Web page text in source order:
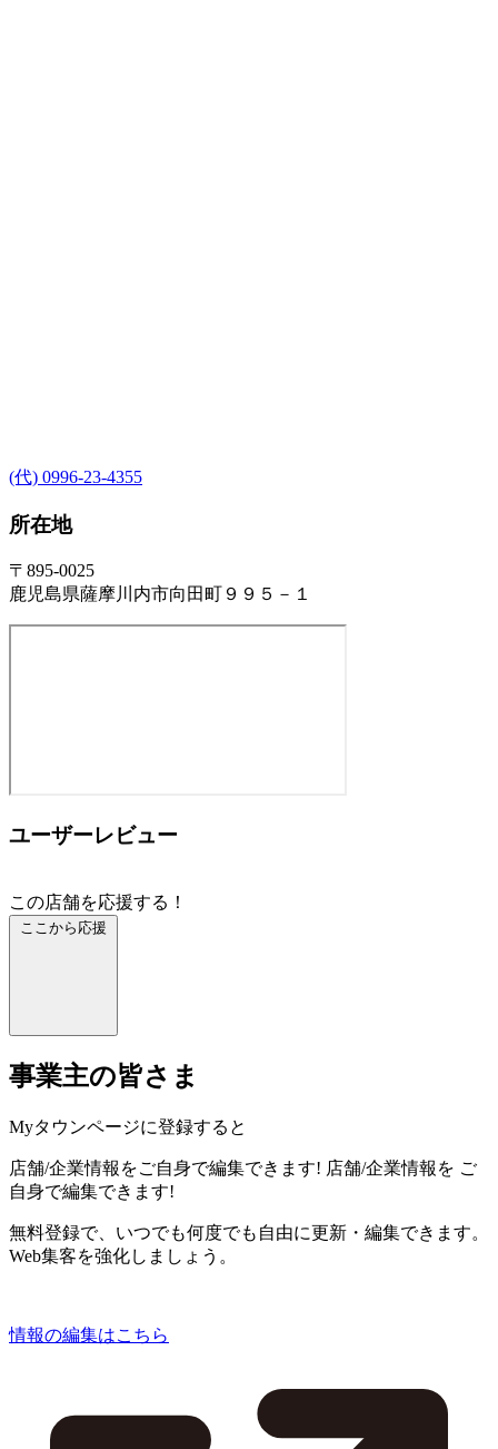
(代) 0996-23-4355
所在地
〒895-0025
鹿児島県薩摩川内市向田町９９５－１
ユーザーレビュー
この店舗を応援する！
ここから応援
事業主の皆さま
Myタウンページに登録すると
店舗/企業情報をご自身で編集できます! 店舗/企業情報を ご
自身で編集できます!
無料登録で、いつでも何度でも自由に更新・編集できます。
Web集客を強化しましょう。
情報の編集はこちら